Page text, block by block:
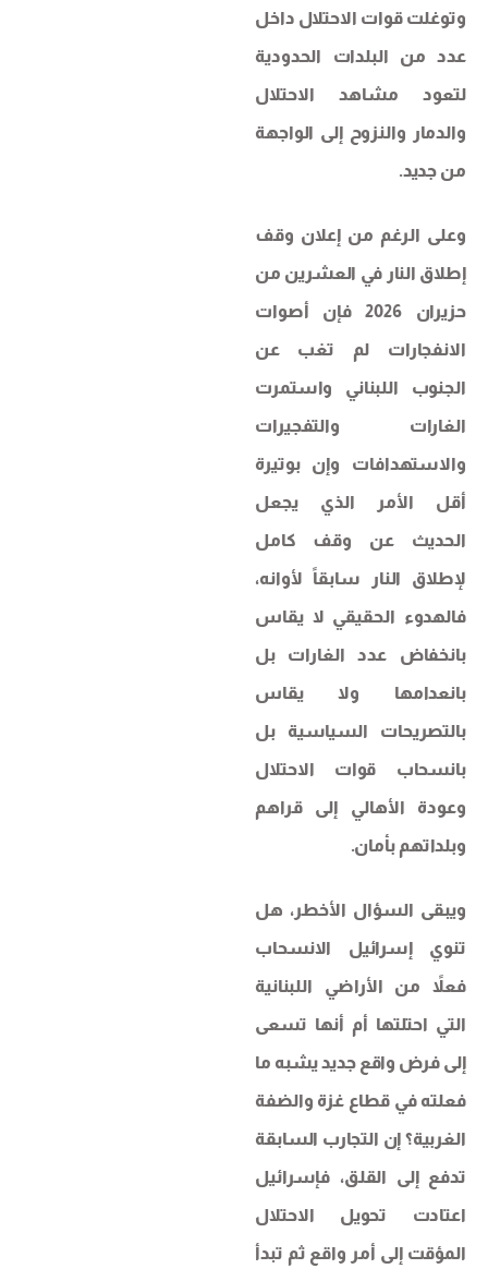
وتوغلت قوات الاحتلال داخل
عدد من البلدات الحدودية
لتعود مشاهد الاحتلال
والدمار والنزوح إلى الواجهة
من جديد.
وعلى الرغم من إعلان وقف
إطلاق النار في العشرين من
حزيران 2026 فإن أصوات
الانفجارات لم تغب عن
الجنوب اللبناني واستمرت
الغارات والتفجيرات
والاستهدافات وإن بوتيرة
أقل الأمر الذي يجعل
الحديث عن وقف كامل
لإطلاق النار سابقاً لأوانه،
فالهدوء الحقيقي لا يقاس
بانخفاض عدد الغارات بل
بانعدامها ولا يقاس
بالتصريحات السياسية بل
بانسحاب قوات الاحتلال
وعودة الأهالي إلى قراهم
وبلداتهم بأمان.
ويبقى السؤال الأخطر، هل
تنوي إسرائيل الانسحاب
فعلاً من الأراضي اللبنانية
التي احتلتها أم أنها تسعى
إلى فرض واقع جديد يشبه ما
فعلته في قطاع غزة والضفة
الغربية؟ إن التجارب السابقة
تدفع إلى القلق، فإسرائيل
اعتادت تحويل الاحتلال
المؤقت إلى أمر واقع ثم تبدأ